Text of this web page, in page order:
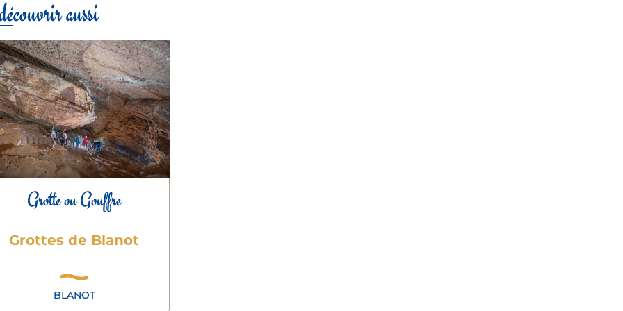
aussi
Grotte ou Gouffre
Grottes de Blanot
BLANOT